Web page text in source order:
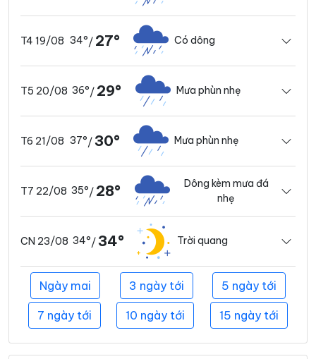
T4 19/08 34°/ 27° Có dông
T5 20/08 36°/ 29° Mưa phùn nhẹ
T6 21/08 37°/30° Mưa phùn nhẹ
T7 22/08 35°/ 28°
Dông kèm mưa đá
nhẹ
CN 23/08 34°/34° Trời quang
Ngày mai 3 ngày tới 5 ngày tới
7 ngày tới 10 ngày tới 15 ngày tới